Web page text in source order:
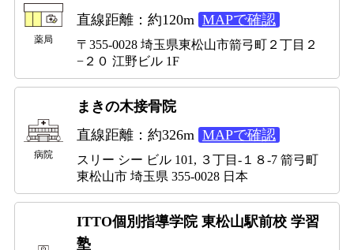
薬局
直線距離：約120m MAPで確認
〒355-0028 埼玉県東松山市箭弓町２丁目２
−２０ 江野ビル 1F
病院
まきの木接骨院
直線距離：約326m MAPで確認
スリー シー ビル 101, ３丁目-１８-7 箭弓町
東松山市 埼玉県 355-0028 日本
ITTO個別指導学院 東松山駅前校 学習
塾